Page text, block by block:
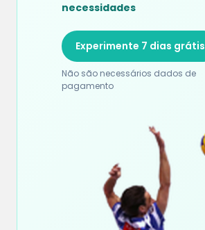
necessidades
Experimente 7 dias grátis
Não são necessários dados de
pagamento